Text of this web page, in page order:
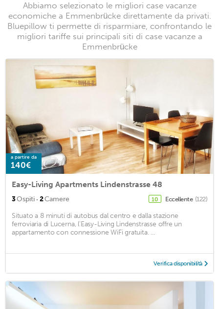
Abbiamo selezionato le migliori case vacanze
economiche a Emmenbrücke direttamente da privati.
Bluepillow ti permette di risparmiare, confrontando le
migliori tariffe sui principali siti di case vacanze a
Emmenbrücke
a partire da
140€
Easy-Living Apartments Lindenstrasse 48
3Ospiti · 2Camere 10 Eccellente (122)
Situato a 8 minuti di autobus dal centro e dalla stazione
ferroviaria di Lucerna, l'Easy-Living Lindenstrasse offre un
appartamento con connessione WiFi gratuita. ...
Verifica disponibilità